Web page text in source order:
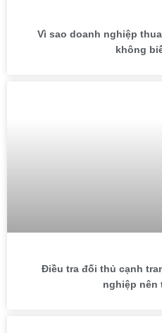
Vì sao doanh nghiệp
không
Điều tra đối thủ cạnh
nghiệp nên